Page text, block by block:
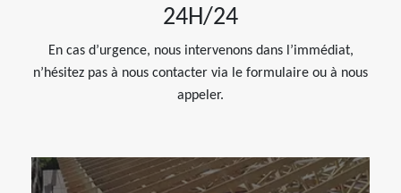
24H/24
En cas d’urgence, nous intervenons dans l’immédiat,
n’hésitez pas à nous contacter via le formulaire ou à nous
appeler.